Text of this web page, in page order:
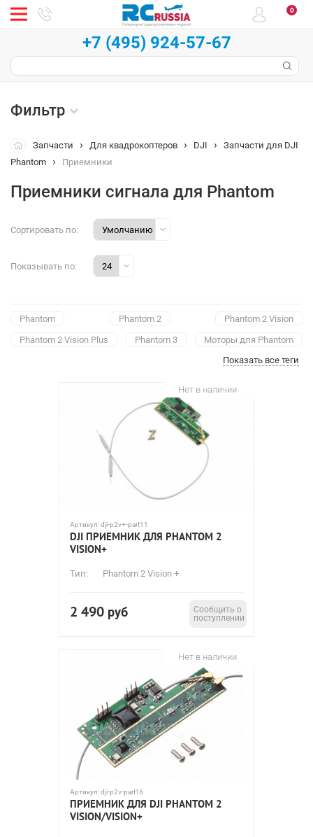
0
+7 (495) 924-57-67
Фильтр
Запчасти Для квадрокоптеров DJI
Запчасти для DJI
Phantom
Приемники
Приемники сигнала для Phantom
Сортировать по:
Показывать по:
Phantom Phantom 2
Phantom 2 Vision
Phantom 2 Vision Plus
Phantom 3
Mоторы для Phantom
Зарядные устройства для Phantom
Полетные контроллеры
Кабели Демпферы
Защиты пропеллеров
Фильтры
Показать все теги
Нет в наличии
Артикул:dji-p2v+-part11
DJI ПРИЕМНИК ДЛЯ PHANTOM 2
VISION+
Тип: Phantom 2 Vision +
2 490 руб
Сообщить о
поступлении
Нет в наличии
Артикул:dji-p2v-part16
ПРИЕМНИК ДЛЯ DJI PHANTOM 2
VISION/VISION+